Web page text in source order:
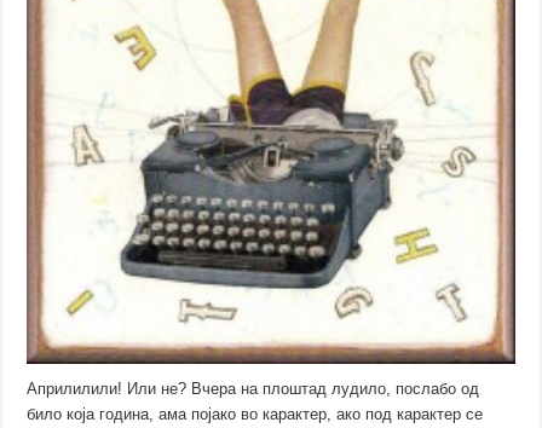
Априлилили! Или не? Вчера на плоштад лудило, послабо од
било која година, ама појако во карактер, ако под карактер се